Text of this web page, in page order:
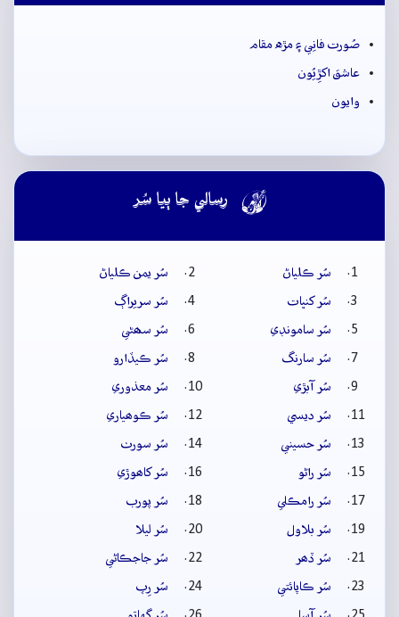
صُورت فانِي ۽ مڙه مقام
عاشق اکڙِيُون
وايون
 رسالي جا ٻيا سُر
سُر ڪلياڻ
سُر يمن ڪلياڻ
سُر کنڀات
سُر سريراڳ
سُر سامونڊي
سُر سھڻي
سُر سارنگ
سُر ڪيڏارو
سُر آبڙي
سُر معذوري
سُر ديسي
سُر ڪوھياري
سُر حسيني
سُر سورٺ
سُر راڻو
سُر کاھوڙي
سُر رامڪلي
سُر پورب
سُر بلاول
سُر ليلا
سُر ڏھر
سُر جاجڪاڻي
سُر ڪاپائتي
سُر رِپ